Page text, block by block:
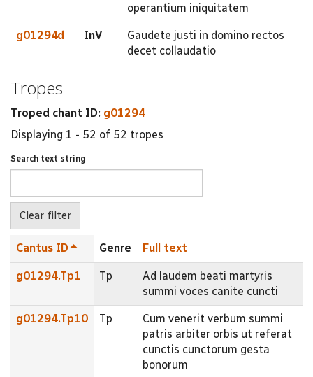
operantium iniquitatem
g01294d InV
Gaudete justi in domino rectos
decet collaudatio
Tropes
Troped chant ID: g01294
Displaying 1 - 52 of 52 tropes
Search text string
Cantus ID Genre Full text
g01294.Tp1 Tp
Ad laudem beati martyris
summi voces canite cuncti
g01294.Tp10 Tp
Cum venerit verbum summi
patris arbiter orbis ut referat
cunctis cunctorum gesta
bonorum